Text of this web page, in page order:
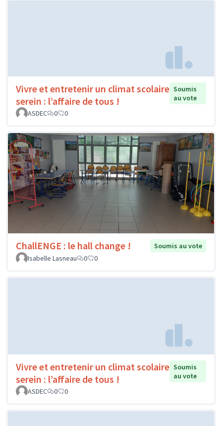
Vivre et entretenir un climat scolaire
serein : l’affaire de tous !
Soumis
au vote
ASDEC
0 0
ChallENGE : le hall change !
Soumis au vote
Isabelle Lasneau
0 0
Vivre et entretenir un climat scolaire
serein : l’affaire de tous !
Soumis
au vote
ASDEC
0 0